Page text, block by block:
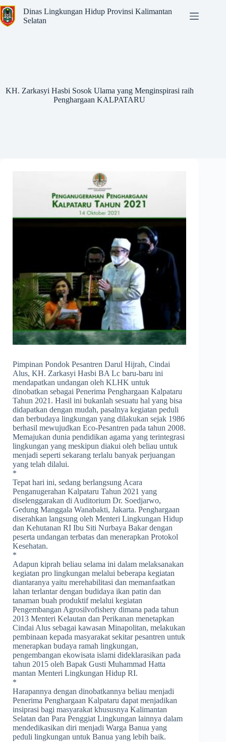
Dinas Lingkungan Hidup Provinsi Kalimantan
Selatan
KH. Zarkasyi Hasbi Sosok Ulama yang Menginspirasi raih
Penghargaan KALPATARU
Pimpinan Pondok Pesantren Darul Hijrah, Cindai
Alus, KH. Zarkasyi Hasbi BA Lc baru-baru ini
mendapatkan undangan oleh KLHK untuk
dinobatkan sebagai Penerima Penghargaan Kalpataru
Tahun 2021. Hasil ini bukanlah sesuatu hal yang bisa
didapatkan dengan mudah, pasalnya kegiatan peduli
dan berbudaya lingkungan yang dilakukan sejak 1986
berhasil mewujudkan Eco-Pesantren pada tahun 2008.
Memajukan dunia pendidikan agama yang terintegrasi
lingkungan yang meskipun diakui oleh beliau untuk
menjadi seperti sekarang terlalu banyak perjuangan
yang telah dilalui.
*
Tepat hari ini, sedang berlangsung Acara
Penganugerahan Kalpataru Tahun 2021 yang
diselenggarakan di Auditorium Dr. Soedjarwo,
Gedung Manggala Wanabakti, Jakarta. Penghargaan
diserahkan langsung oleh Menteri Lingkungan Hidup
dan Kehutanan RI Ibu Siti Nurbaya Bakar dengan
peserta undangan terbatas dan menerapkan Protokol
Kesehatan.
*
Adapun kiprah beliau selama ini dalam melaksanakan
kegiatan pro lingkungan melalui beberapa kegiatan
diantaranya yaitu merehabilitasi dan memanfaatkan
lahan terlantar dengan budidaya ikan patin dan
tanaman buah produktif melalui kegiatan
Pengembangan Agrosilvofishery dimana pada tahun
2013 Menteri Kelautan dan Perikanan menetapkan
Cindai Alus sebagai kawasan Minapolitan, melakukan
pembinaan kepada masyarakat sekitar pesantren untuk
menerapkan budaya ramah lingkungan,
pengembangan ekowisata islami dideklarasikan pada
tahun 2015 oleh Bapak Gusti Muhammad Hatta
mantan Menteri Lingkungan Hidup RI.
*
Harapannya dengan dinobatkannya beliau menjadi
Penerima Penghargaan Kalpataru dapat menjadikan
insiprasi bagi masyarakat khususnya Kalimantan
Selatan dan Para Penggiat Lingkungan lainnya dalam
mendedikasikan diri menjadi Warga Banua yang
peduli lingkungan untuk Banua yang lebih baik.